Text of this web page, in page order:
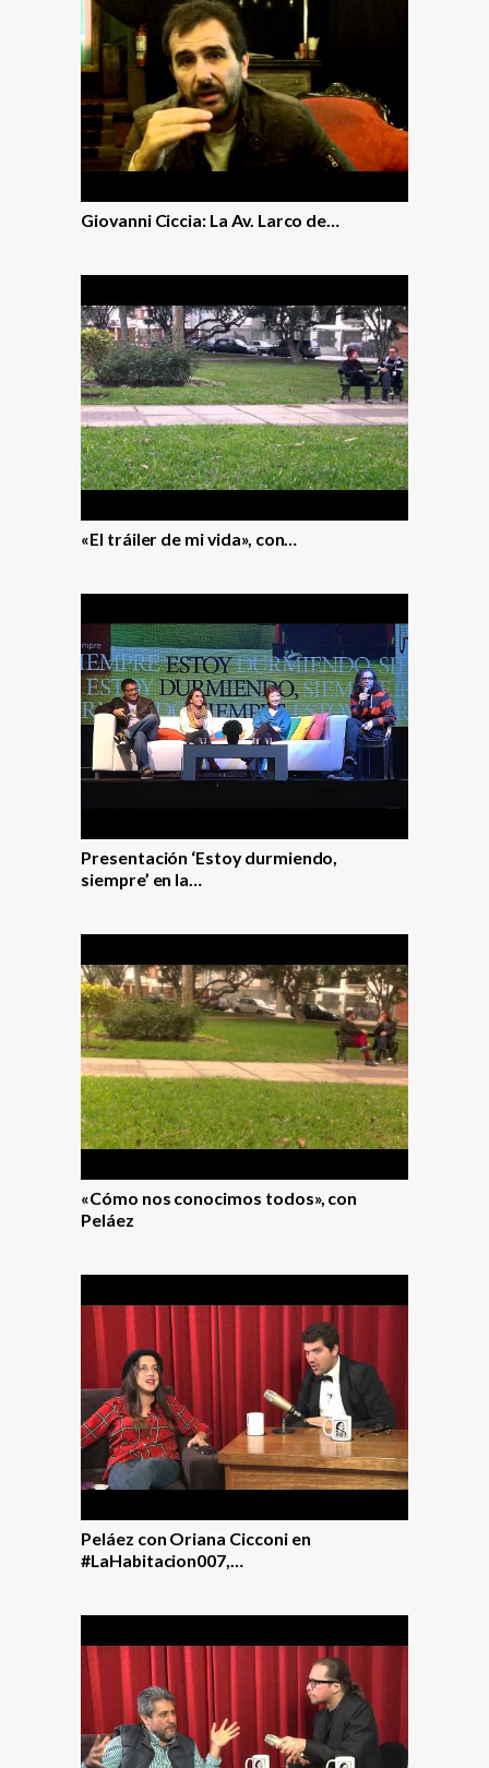
Giovanni Ciccia: La Av. Larco de…
«El tráiler de mi vida», con…
Presentación ‘Estoy durmiendo,
siempre’ en la…
«Cómo nos conocimos todos», con
Peláez
Peláez con Oriana Cicconi en
#LaHabitacion007,…